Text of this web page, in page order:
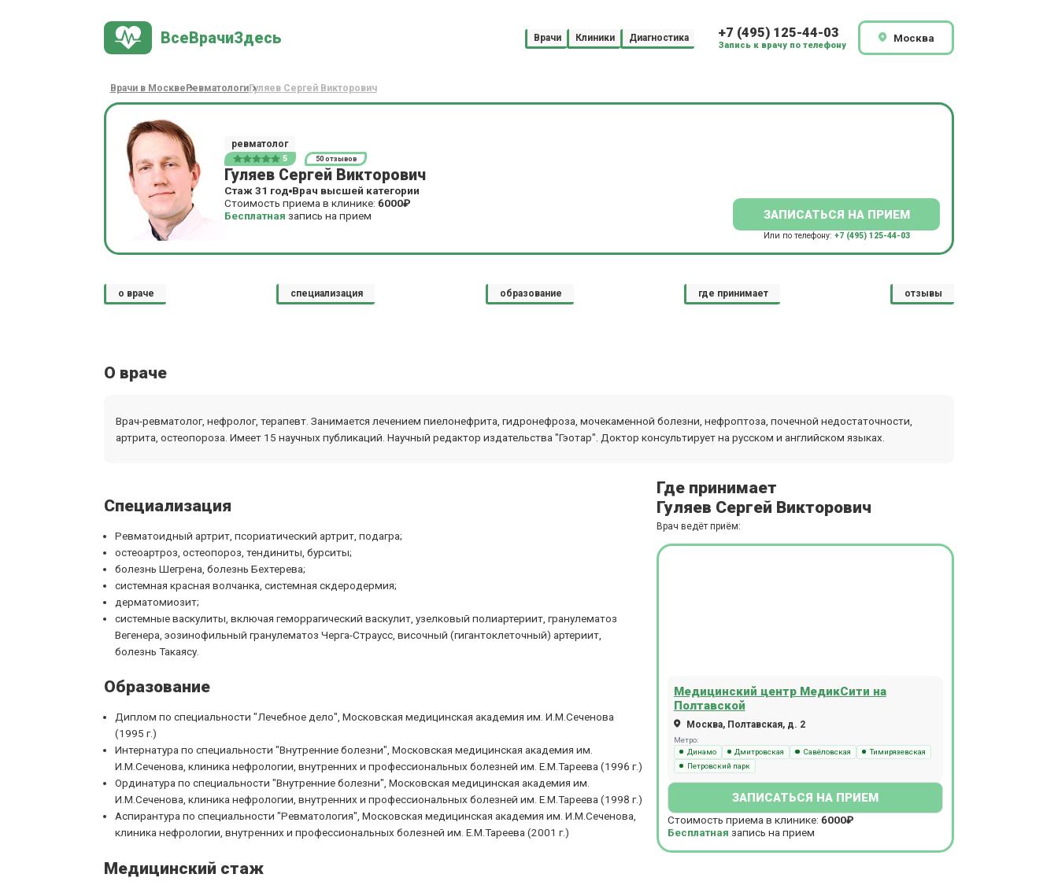
ВсеВрачиЗдесь Врачи Клиники Диагностика +7 (495) 125-44-03
Запись к врачу по телефону
Москва
Врачи в Москве РевматологиГуляев Сергей Викторович
ревматолог
5 50 отзывов
Гуляев Сергей Викторович
Стаж 31 год Врач высшей категории
Стоимость приема в клинике: 6000₽
Бесплатная запись на прием ЗАПИСАТЬСЯ НА ПРИЕМ
Или по телефону: +7 (495) 125-44-03
о враче специализация образование где принимает отзывы
О враче
Врач-ревматолог, нефролог, терапевт. Занимается лечением пиелонефрита, гидронефроза, мочекаменной болезни, нефроптоза, почечной недостаточности,
артрита, остеопороза. Имеет 15 научных публикаций. Научный редактор издательства "Гэотар". Доктор консультирует на русском и английском языках.
Специализация
Ревматоидный артрит, псориатический артрит, подагра;
остеоартроз, остеопороз, тендиниты, бурситы;
болезнь Шегрена, болезнь Бехтерева;
системная красная волчанка, системная скдеродермия;
дерматомиозит;
системные васкулиты, включая геморрагический васкулит, узелковый полиартериит, гранулематоз
Вегенера, эозинофильный гранулематоз Черга-Страусс, височный (гигантоклеточный) артериит,
болезнь Такаясу.
Образование
Диплом по специальности "Лечебное дело", Московская медицинская академия им. И.М.Сеченова
(1995 г.)
Интернатура по специальности "Внутренние болезни", Московская медицинская академия им.
И.М.Сеченова, клиника нефрологии, внутренних и профессиональных болезней им. Е.М.Тареева (1996 г.)
Ординатура по специальности "Внутренние болезни", Московская медицинская академия им.
И.М.Сеченова, клиника нефрологии, внутренних и профессиональных болезней им. Е.М.Тареева (1998 г.)
Аспирантура по специальности "Ревматология", Московская медицинская академия им. И.М.Сеченова,
клиника нефрологии, внутренних и профессиональных болезней им. Е.М.Тареева (2001 г.)
Медицинский стаж
Где принимает
Гуляев Сергей Викторович
Врач ведёт приём:
Медицинский центр МедикСити на
Полтавской
Москва, Полтавская, д. 2
Метро:
Динамо
Дмитровская Савёловская
Тимирязевская
Петровский парк
ЗАПИСАТЬСЯ НА ПРИЕМ
Стоимость приема в клинике:6000₽
Бесплатная запись на прием